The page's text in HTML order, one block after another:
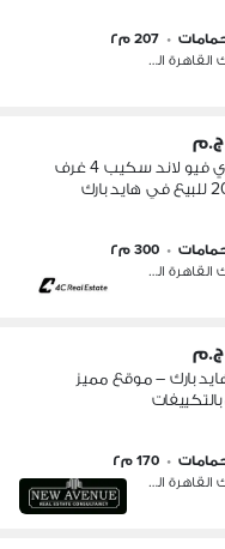
• 207 م٢
كومباوند هايد بارك القاهرة الجديدة،…
توين هاوس بحري فيو لاند سكيب 4 غرف
نوم استلام 2026 للبيع في هايد بارك
Park, Fifth
• 300 م٢
كومباوند هايد بارك القاهرة الجديدة،…
بارك – موقع مميز
• 170 م٢
كومباوند هايد بارك القاهرة الجديدة،…